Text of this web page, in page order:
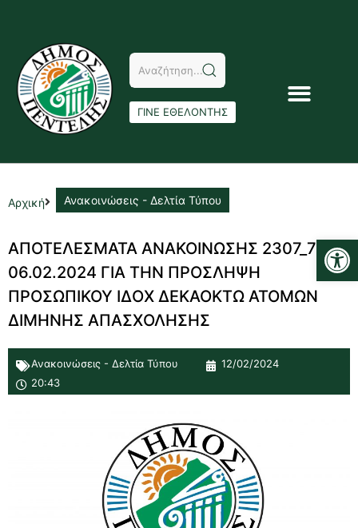
ΓΙΝΕ ΕΘΕΛΟΝΤΗΣ
Αρχική Ανακοινώσεις - Δελτία Τύπου
ΑΠΟΤΕΛΕΣΜΑΤΑ ΑΝΑΚΟΙΝΩΣΗΣ 2307_733-
06.02.2024 ΓΙΑ ΤΗΝ ΠΡΟΣΛΗΨΗ
ΠΡΟΣΩΠΙΚΟΥ ΙΔΟΧ ΔΕΚΑΟΚΤΩ ΑΤΟΜΩΝ
ΔΙΜΗΝΗΣ ΑΠΑΣΧΟΛΗΣΗΣ
Ανακοινώσεις - Δελτία Τύπου
12/02/2024
20:43